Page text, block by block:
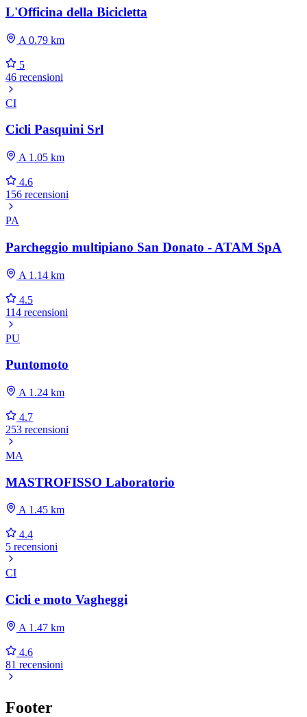
L'Officina della Bicicletta
A 0.79 km
5
46 recensioni
CI
Cicli Pasquini Srl
A 1.05 km
4.6
156 recensioni
PA
Parcheggio multipiano San Donato - ATAM SpA
A 1.14 km
4.5
114 recensioni
PU
Puntomoto
A 1.24 km
4.7
253 recensioni
MA
MASTROFISSO Laboratorio
A 1.45 km
4.4
5 recensioni
CI
Cicli e moto Vagheggi
A 1.47 km
4.6
81 recensioni
Footer